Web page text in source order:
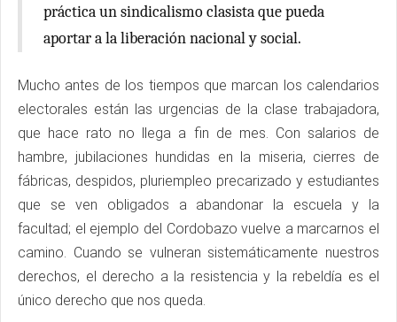
práctica un sindicalismo clasista que pueda
aportar a la liberación nacional y social.
Mucho antes de los tiempos que marcan los calendarios
electorales están las urgencias de la clase trabajadora,
que hace rato no llega a fin de mes. Con salarios de
hambre, jubilaciones hundidas en la miseria, cierres de
fábricas, despidos, pluriempleo precarizado y estudiantes
que se ven obligados a abandonar la escuela y la
facultad; el ejemplo del Cordobazo vuelve a marcarnos el
camino. Cuando se vulneran sistemáticamente nuestros
derechos, el derecho a la resistencia y la rebeldía es el
único derecho que nos queda.